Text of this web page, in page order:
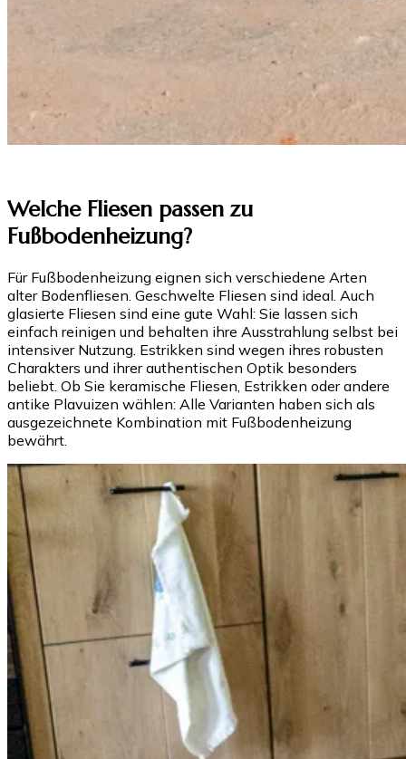
Welche Fliesen passen zu
Fußbodenheizung?
Für Fußbodenheizung eignen sich verschiedene Arten
alter Bodenfliesen. Geschwelte Fliesen sind ideal. Auch
glasierte Fliesen sind eine gute Wahl: Sie lassen sich
einfach reinigen und behalten ihre Ausstrahlung selbst bei
intensiver Nutzung. Estrikken sind wegen ihres robusten
Charakters und ihrer authentischen Optik besonders
beliebt. Ob Sie keramische Fliesen, Estrikken oder andere
antike Plavuizen wählen: Alle Varianten haben sich als
ausgezeichnete Kombination mit Fußbodenheizung
bewährt.